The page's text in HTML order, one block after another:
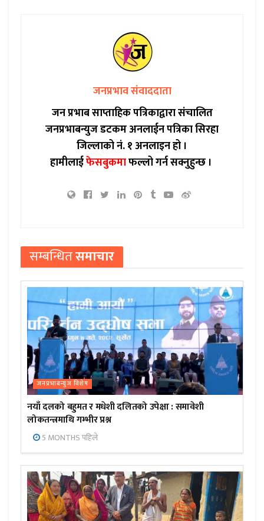
जनप्रभाव संवाददाता
जन प्रभाब साप्ताहिक पत्रिकाद्वारा संचालित
जनप्रभाबन्युज डटकम अनलाईन पत्रिका सिरहा
जिल्लाको नं. १ अनलाइन हो ।
हामीलाईफेसबुकमाफल्लो गर्न सक्नुहुन्छ ।
सम्बन्धितसमाचार
जनप्रभाबन्युज विशेष
नयाँ दलको बहुमत र मधेशी दलितको उपेक्षा : समावेशी
लोकतन्त्रमाथि गम्भीर प्रश्न
5 MONTHS पहिले